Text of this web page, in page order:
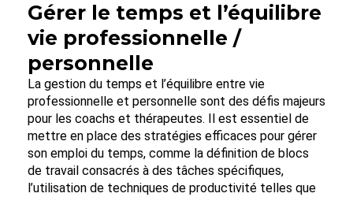
Gérer le temps et l’équilibre
vie professionnelle /
personnelle
La gestion du temps et l’équilibre entre vie
professionnelle et personnelle sont des défis majeurs
pour les coachs et thérapeutes. Il est essentiel de
mettre en place des stratégies efficaces pour gérer
son emploi du temps, comme la définition de blocs
de travail consacrés à des tâches spécifiques,
l’utilisation de techniques de productivité telles que